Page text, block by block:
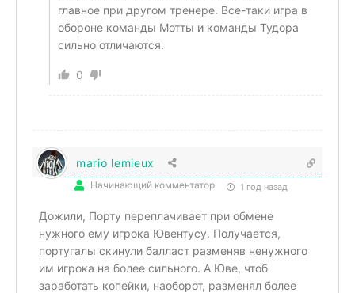
главное при другом тренере. Все-таки игра в
обороне команды Мотты и команды Тудора
сильно отличаются.
0
mario lemieux
Начинающий комментатор 1 год назад
Дожили, Порту переплачивает при обмене
нужного ему игрока Ювентусу. Получается,
португалы скинули балласт разменяв ненужного
им игрока на более сильного. А Юве, чтоб
заработать копейки, наоборот, разменял более